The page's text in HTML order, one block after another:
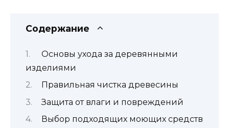
Содержание
Основы ухода за деревянными
изделиями
Правильная чистка древесины
Защита от влаги и повреждений
Выбор подходящих моющих средств